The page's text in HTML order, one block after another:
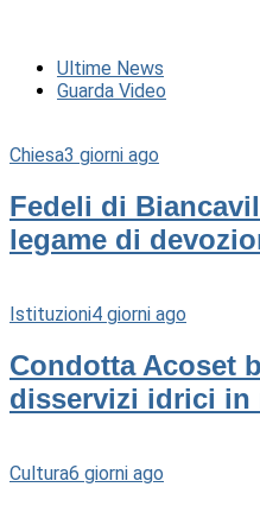
Ultime News
Guarda Video
Chiesa3 giorni ago
Fedeli di
legame di
Istituzioni4 giorni ago
Condotta Acoset
disservizi idrici in
Cultura6 giorni ago